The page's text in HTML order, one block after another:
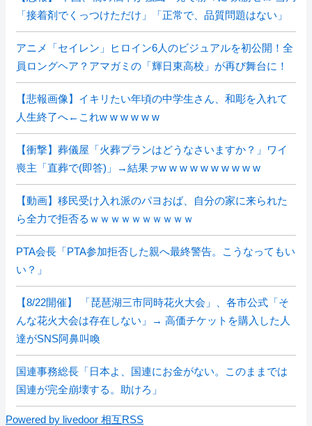
「接着剤でくっつけただけ」「正常で、品質問題はない」
アニメ「セイレン」ヒロイン6人のビジュアルを初公開！全
員ロングヘア？アマガミの「輝日東高校」が再び舞台に！
【悲報画像】イキリたい年頃の中学生さん、和彫を入れて
人生終了へ←これw w w w w w
【衝撃】葬儀屋「火葬プランはどうなさいますか？」ワイ
喪主「直葬で(即答)」→結果ァw w w w w w w w w w
【動画】移民受け入れ派のパヨおば、自分の家に来られた
ら全力で拒否るｗｗｗｗｗｗｗｗｗｗ
PTA会長「PTA参加拒否した親へ最終警告。こうなってもい
い？」
【8/22開催】 「琵琶湖三市同時花火大会」、各市公式「そ
んな花火大会は存在しない」→ 高価チケットを購入した人
達がSNS阿鼻叫喚
国連事務総長「日本よ、国連にお金がない。このままでは
国連が完全崩壊する。助けろ」
Powered by livedoor 相互RSS